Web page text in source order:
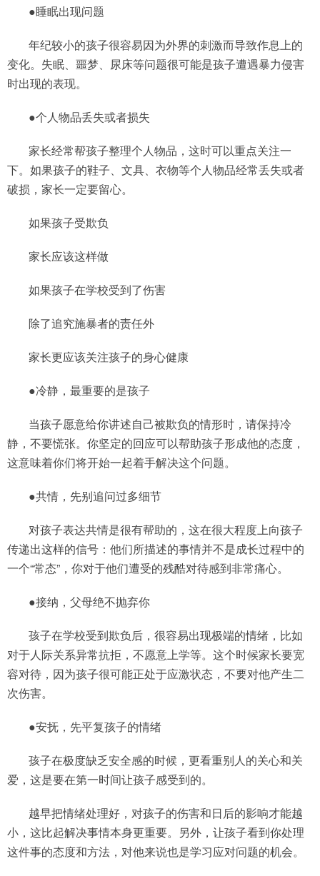
●睡眠出现问题
年纪较小的孩子很容易因为外界的刺激而导致作息上的
变化。失眠、噩梦、尿床等问题很可能是孩子遭遇暴力侵害
时出现的表现。
●个人物品丢失或者损失
家长经常帮孩子整理个人物品，这时可以重点关注一
下。如果孩子的鞋子、文具、衣物等个人物品经常丢失或者
破损，家长一定要留心。
如果孩子受欺负
家长应该这样做
如果孩子在学校受到了伤害
除了追究施暴者的责任外
家长更应该关注孩子的身心健康
●冷静，最重要的是孩子
当孩子愿意给你讲述自己被欺负的情形时，请保持冷
静，不要慌张。你坚定的回应可以帮助孩子形成他的态度，
这意味着你们将开始一起着手解决这个问题。
●共情，先别追问过多细节
对孩子表达共情是很有帮助的，这在很大程度上向孩子
传递出这样的信号：他们所描述的事情并不是成长过程中的
一个“常态”，你对于他们遭受的残酷对待感到非常痛心。
●接纳，父母绝不抛弃你
孩子在学校受到欺负后，很容易出现极端的情绪，比如
对于人际关系异常抗拒，不愿意上学等。这个时候家长要宽
容对待，因为孩子很可能正处于应激状态，不要对他产生二
次伤害。
●安抚，先平复孩子的情绪
孩子在极度缺乏安全感的时候，更看重别人的关心和关
爱，这是要在第一时间让孩子感受到的。
越早把情绪处理好，对孩子的伤害和日后的影响才能越
小，这比起解决事情本身更重要。另外，让孩子看到你处理
这件事的态度和方法，对他来说也是学习应对问题的机会。